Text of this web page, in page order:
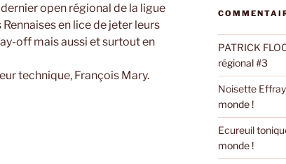
open régional de la ligue
en lice de jeter leurs
off mais aussi et surtout en
technique, François Mary.
PATRICK
régional #3
Noisette
monde !
Ecureuil
monde !